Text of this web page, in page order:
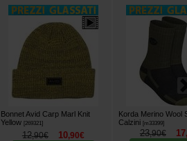
Bonnet Avid Carp Marl Knit
Yellow
269321]
12,90€ 10,90€
Korda Merino Wool
Calzini [m33399]
23,90€ 17